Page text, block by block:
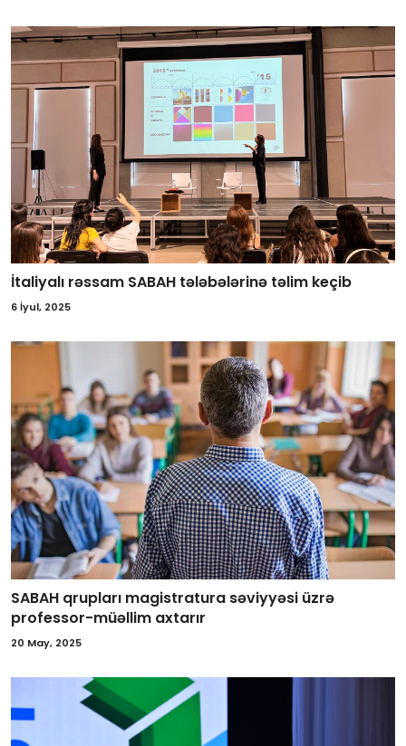
İtaliyalı rəssam SABAH tələbələrinə təlim keçib
6 İyul, 2025
SABAH qrupları magistratura səviyyəsi üzrə
professor-müəllim axtarır
20 May, 2025